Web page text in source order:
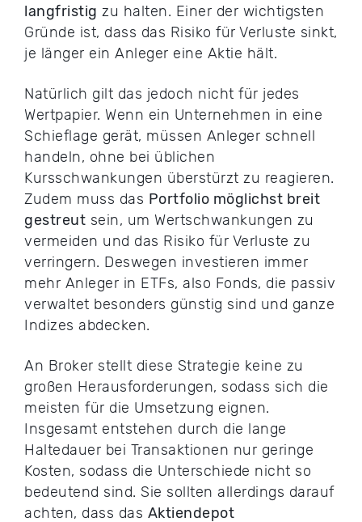
langfristig zu halten. Einer der wichtigsten
Gründe ist, dass das Risiko für Verluste sinkt,
je länger ein Anleger eine Aktie hält.
Natürlich gilt das jedoch nicht für jedes
Wertpapier. Wenn ein Unternehmen in eine
Schieflage gerät, müssen Anleger schnell
handeln, ohne bei üblichen
Kursschwankungen überstürzt zu reagieren.
Zudem muss das Portfolio möglichst breit
gestreut sein, um Wertschwankungen zu
vermeiden und das Risiko für Verluste zu
verringern. Deswegen investieren immer
mehr Anleger in ETFs, also Fonds, die passiv
verwaltet besonders günstig sind und ganze
Indizes abdecken.
An Broker stellt diese Strategie keine zu
großen Herausforderungen, sodass sich die
meisten für die Umsetzung eignen.
Insgesamt entstehen durch die lange
Haltedauer bei Transaktionen nur geringe
Kosten, sodass die Unterschiede nicht so
bedeutend sind. Sie sollten allerdings darauf
achten, dass das Aktiendepot